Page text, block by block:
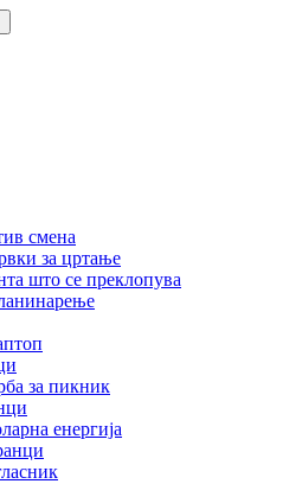
смена
за цртање
што се преклопува
за пикник
енергија